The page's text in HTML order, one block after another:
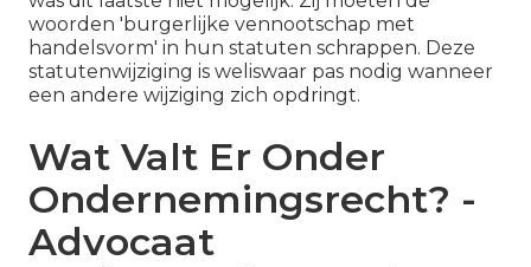
woorden 'burgerlijke vennootschap met
handelsvorm' in hun statuten schrappen. Deze
statutenwijziging is weliswaar pas nodig wanneer
een andere wijziging zich opdringt.
Wat Valt Er Onder
Ondernemingsrecht? -
Advocaat